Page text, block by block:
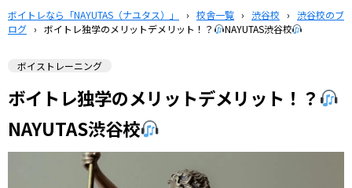
ボイトレなら「NAYUTAS（ナユタス）」 › 校舎一覧 › 渋谷校 › 渋谷校のブ
ログ › ボイトレ独学のメリットデメリット！？ NAYUTAS渋谷校
ボイストレーニング
ボイトレ独学のメリットデメリット！？
NAYUTAS渋谷校